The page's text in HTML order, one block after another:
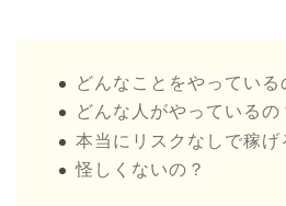
どんなことをやっている
どんな人がやっているの
本当にリスクなしで稼げ
怪しくないの？